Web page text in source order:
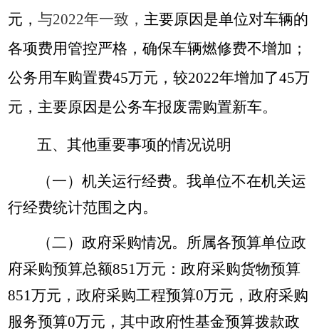
元， 与2022年一致， 主要原因是单位对车辆的
各项费用管控严格，确保车辆燃修费不增加；
公务用车购置费45万元，较2022年增加了45万
元，主要原因是公务车报废需购置新车。
五、其他重要事项的情况说明
（一） 机关运行经费。我单位不在机关运
行经费统计范围之内。
（二）政府采购情况。所属各预算单位政
府采购预算总额851万元：政府采购货物预算
851万元，政府采购工程预算0万元，政府采购
服务预算0万元，其中政府性基金预算拨款政